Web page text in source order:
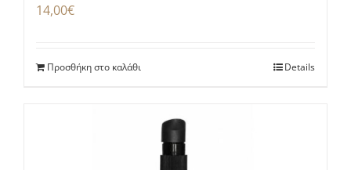
14,00€
Προσθήκη στο καλάθι Details